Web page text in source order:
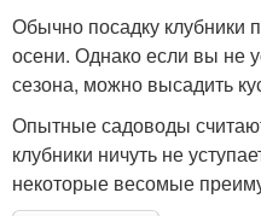
Обычно посадку клубники
осени. Однако если вы не
сезона, можно высадить
Опытные садоводы
клубники ничуть не
некоторые весомые